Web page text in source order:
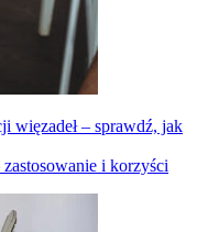
więzadeł – sprawdź, jak
i korzyści